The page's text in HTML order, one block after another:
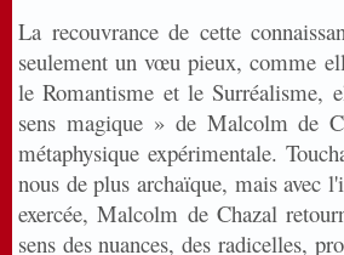
La recouvrance de cette
seulement un vœu pieux, comme
le Romantisme et le Surréalisme,
sens magique » de Malcolm de
métaphysique expérimentale.
nous de plus archaïque, mais avec
exercée, Malcolm de Chazal
sens des nuances, des radicelles,